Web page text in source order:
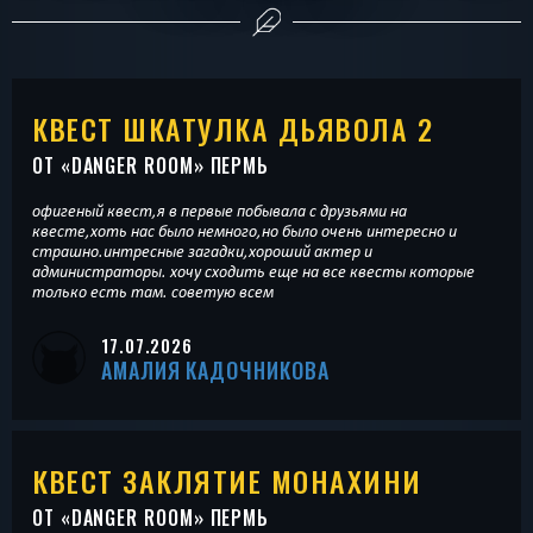
КВЕСТ ШКАТУЛКА ДЬЯВОЛА 2
ОТ «DANGER ROOM» ПЕРМЬ
офигеный квест,я в первые побывала с друзьями на
квесте,хоть нас было немного,но было очень интересно и
страшно.интресные загадки,хороший актер и
администраторы. хочу сходить еще на все квесты которые
только есть там. советую всем
17.07.2026
АМАЛИЯ КАДОЧНИКОВА
КВЕСТ ЗАКЛЯТИЕ МОНАХИНИ
ОТ «DANGER ROOM» ПЕРМЬ